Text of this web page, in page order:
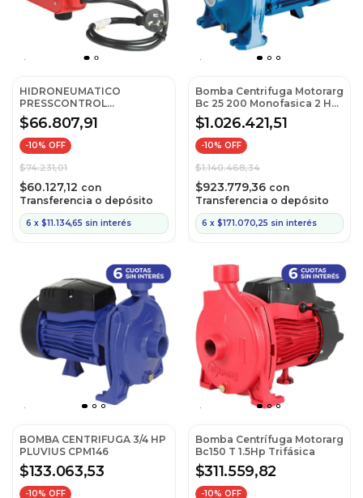
HIDRONEUMATICO
PRESSCONTROL
MOTORARG
$66.807,91
-10% OFF
$74.231,01
$60.127,12 con
Transferencia o depósito
6 x $11.134,65 sin interés
Bomba Centrifuga Motorarg
Bc 25 200 Monofasica 2 Hp
- Azul - 50 Hz - Monofasica
$1.026.421,51
-10% OFF
$1.140.468,34
$923.779,36 con
Transferencia o depósito
6 x $171.070,25 sin interés
BOMBA CENTRIFUGA 3/4 HP
PLUVIUS CPM146
$133.063,53
-10% OFF
Bomba Centrífuga Motorarg
Bc150 T 1.5Hp Trifásica
$311.559,82
-10% OFF